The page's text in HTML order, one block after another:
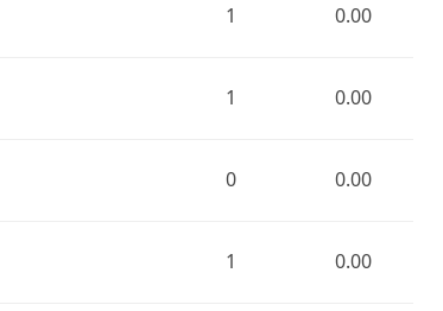
1 0.00
1 0.00
0 0.00
1 0.00